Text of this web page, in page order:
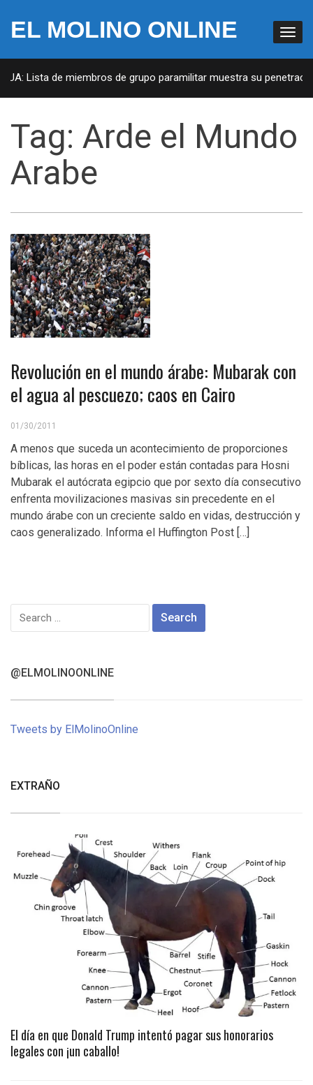
EL MOLINO ONLINE
Lista de miembros de grupo paramilitar muestra su
Tag: Arde el Mundo
Arabe
Revolución en el mundo árabe: Mubarak con
el agua al pescuezo; caos en Cairo
01/30/2011
A menos que suceda un acontecimiento de proporciones
bíblicas, las horas en el poder están contadas para Hosni
Mubarak el autócrata egipcio que por sexto día consecutivo
enfrenta movilizaciones masivas sin precedente en el
mundo árabe con un creciente saldo en vidas, destrucción y
caos generalizado. Informa el Huffington Post […]
Search
for:
@ELMOLINOONLINE
Tweets by ElMolinoOnline
EXTRAÑO
El día en que Donald Trump intentó pagar sus honorarios
legales con ¡un caballo!